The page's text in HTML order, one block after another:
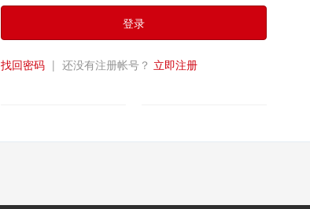
登录
找回密码 | 还没有注册帐号？ 立即注册